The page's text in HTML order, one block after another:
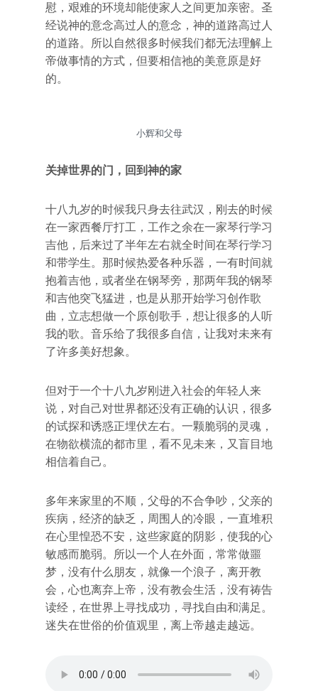
慰，艰难的环境却能使家人之间更加亲密。圣
经说神的意念高过人的意念，神的道路高过人
的道路。所以自然很多时候我们都无法理解上
帝做事情的方式，但要相信祂的美意原是好
的。
小辉和父母
关掉世界的门，回到神的家
十八九岁的时候我只身去往武汉，刚去的时候
在一家西餐厅打工，工作之余在一家琴行学习
吉他，后来过了半年左右就全时间在琴行学习
和带学生。那时候热爱各种乐器，一有时间就
抱着吉他，或者坐在钢琴旁，那两年我的钢琴
和吉他突飞猛进，也是从那开始学习创作歌
曲，立志想做一个原创歌手，想让很多的人听
我的歌。音乐给了我很多自信，让我对未来有
了许多美好想象。
但对于一个十八九岁刚进入社会的年轻人来
说，对自己对世界都还没有正确的认识，很多
的试探和诱惑正埋伏左右。一颗脆弱的灵魂，
在物欲横流的都市里，看不见未来，又盲目地
相信着自己。
多年来家里的不顺，父母的不合争吵，父亲的
疾病，经济的缺乏，周围人的冷眼，一直堆积
在心里惶恐不安，这些家庭的阴影，使我的心
敏感而脆弱。所以一个人在外面，常常做噩
梦，没有什么朋友，就像一个浪子，离开教
会，心也离弃上帝，没有教会生活，没有祷告
读经，在世界上寻找成功，寻找自由和满足。
迷失在世俗的价值观里，离上帝越走越远。